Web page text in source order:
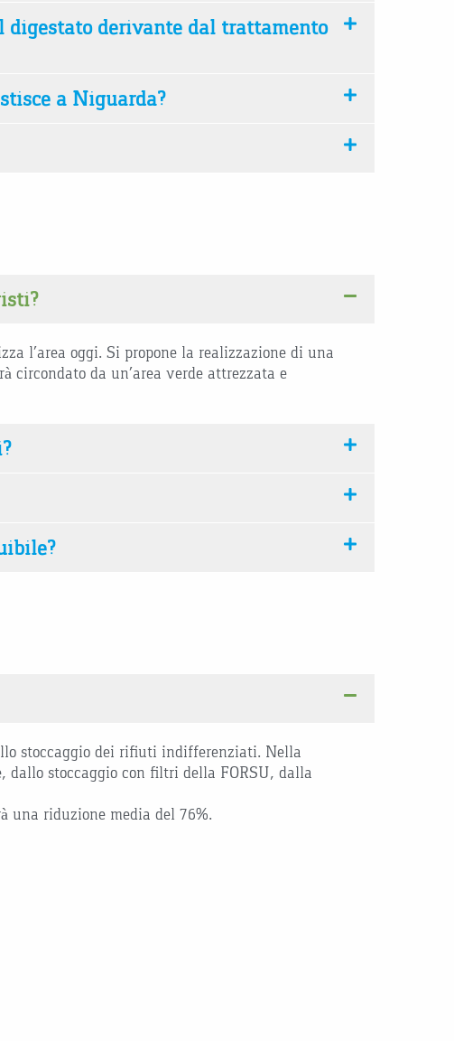
digestato derivante dal trattamento
a Niguarda?
l’area oggi. Si propone la realizzazione di una
da un’area verde attrezzata e
stoccaggio dei rifiuti indifferenziati. Nella
stoccaggio con filtri della FORSU, dalla
riduzione media del 76%.